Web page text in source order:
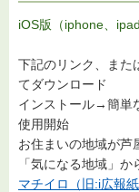
iOS版（iphone、
下記のリンク、また
てダウンロード
インストール→簡単
使用開始
お住まいの地域が芦
「気になる地域」
マチイロ（旧:i広報